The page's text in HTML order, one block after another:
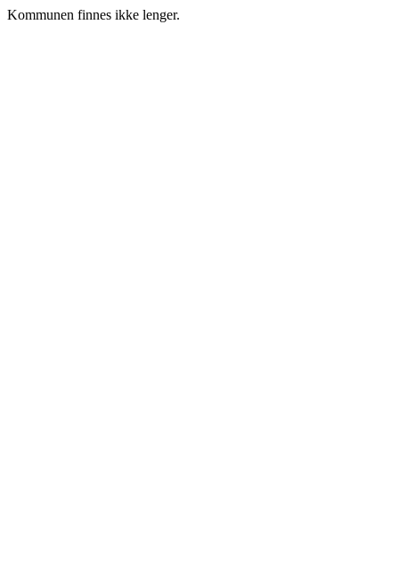
Kommunen finnes ikke lenger.